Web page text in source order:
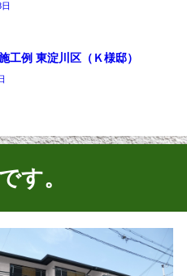
工例 東淀川区（Ｋ様邸）
す。